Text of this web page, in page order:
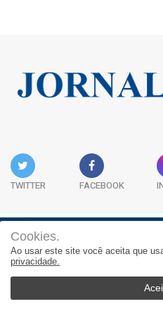
TWITTER FACEBOOK
JORNAL METAS - Rua São
Empresarial
Cookies.
Ao usar este site você aceita que
privacidade.